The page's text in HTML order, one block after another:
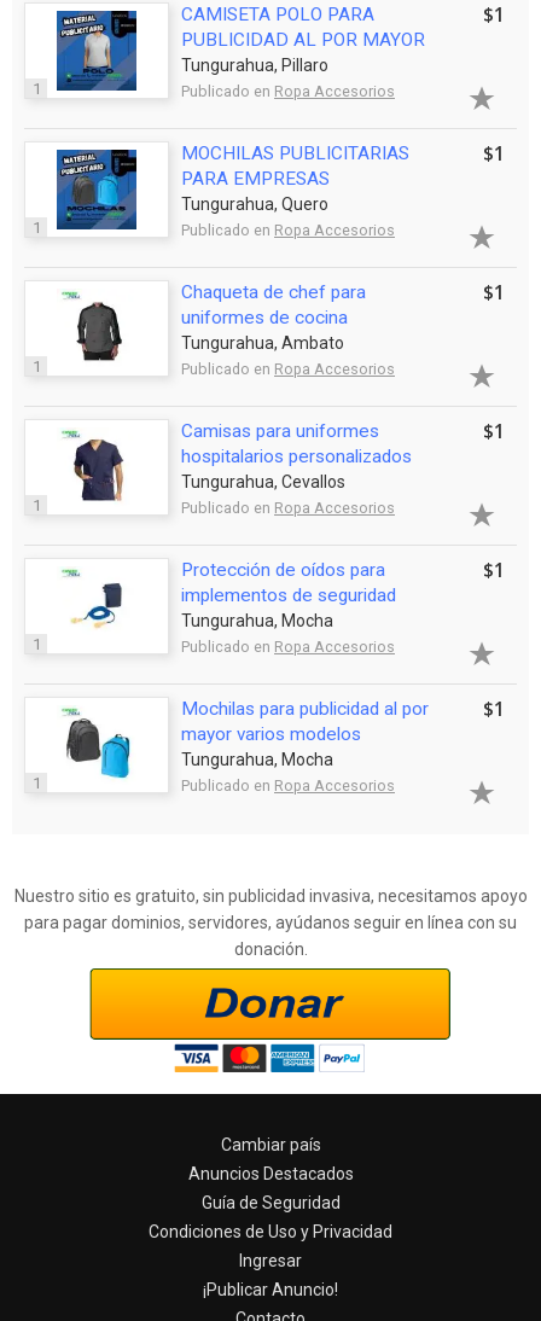
1
CAMISETA POLO PARA
PUBLICIDAD AL POR MAYOR
Tungurahua, Pillaro
Publicado en Ropa Accesorios
$1
1
MOCHILAS PUBLICITARIAS
PARA EMPRESAS
Tungurahua, Quero
Publicado en Ropa Accesorios
$1
1
Chaqueta de chef para
uniformes de cocina
Tungurahua, Ambato
Publicado en Ropa Accesorios
$1
1
Camisas para uniformes
hospitalarios personalizados
Tungurahua, Cevallos
Publicado en Ropa Accesorios
$1
1
Protección de oídos para
implementos de seguridad
Tungurahua, Mocha
Publicado en Ropa Accesorios
$1
1
Mochilas para publicidad al por
mayor varios modelos
Tungurahua, Mocha
Publicado en Ropa Accesorios
$1
Nuestro sitio es gratuito, sin publicidad invasiva, necesitamos apoyo
para pagar dominios, servidores, ayúdanos seguir en línea con su
donación.
Cambiar país
Anuncios Destacados
Guía de Seguridad
Condiciones de Uso y Privacidad
Ingresar
¡Publicar Anuncio!